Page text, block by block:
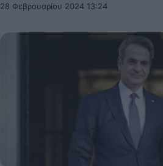
28 Φεβρουαρίου 2024 13:24